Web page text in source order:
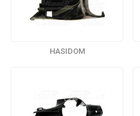
HASIDOM